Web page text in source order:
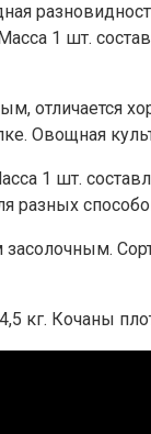
1 шт.
отличается
Овощная
1 шт.
разных
Кочаны